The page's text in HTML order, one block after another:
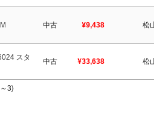
中古 ¥9,438 松
スタ
中古 ¥33,638 松
3)